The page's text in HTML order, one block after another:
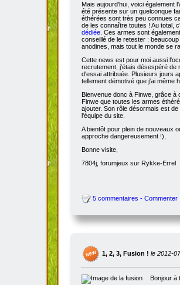
Mais aujourd'hui, voici également
été présente sur un quelconque
éthérées sont très peu connues
de les connaître toutes ! Au total,
dédiée. Ces armes sont
conseillé de le retester :
anodines, mais tout le monde se
Cette news est pour moi aussi
recrutement, j'étais désespéré de
d'essai attribuée. Plusieurs jours
tellement démotivé que j'ai même
Bienvenue donc à Finwe, grâce
Finwe que toutes les armes
ajouter. Son rôle désormais est
l'équipe du site.
A bientôt pour plein de nouveaux
approche dangereusement !),
Bonne visite,
7804j, forumjeux sur Rykke-Errel
5 commentaires - Commenter
1, 2, 3, Fusion ! le 2012-
Bonjour à